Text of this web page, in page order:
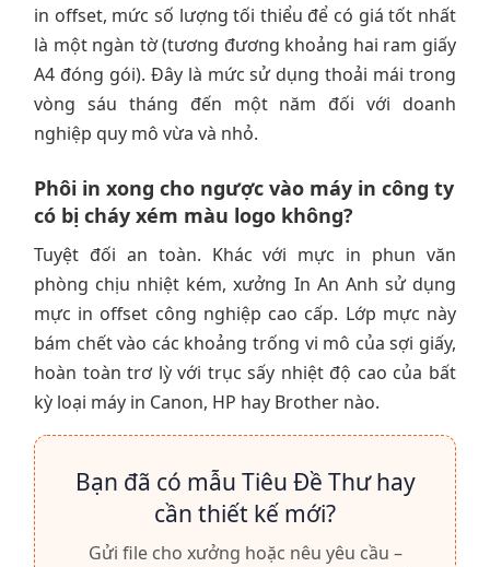
in offset, mức số lượng tối thiểu để có giá tốt nhất
là một ngàn tờ (tương đương khoảng hai ram giấy
A4 đóng gói). Đây là mức sử dụng thoải mái trong
vòng sáu tháng đến một năm đối với doanh
nghiệp quy mô vừa và nhỏ.
Phôi in xong cho ngược vào máy in công ty
có bị cháy xém màu logo không?
Tuyệt đối an toàn. Khác với mực in phun văn
phòng chịu nhiệt kém, xưởng In An Anh sử dụng
mực in offset công nghiệp cao cấp. Lớp mực này
bám chết vào các khoảng trống vi mô của sợi giấy,
hoàn toàn trơ lỳ với trục sấy nhiệt độ cao của bất
kỳ loại máy in Canon, HP hay Brother nào.
Bạn đã có mẫu Tiêu Đề Thư hay
cần thiết kế mới?
Gửi file cho xưởng hoặc nêu yêu cầu –